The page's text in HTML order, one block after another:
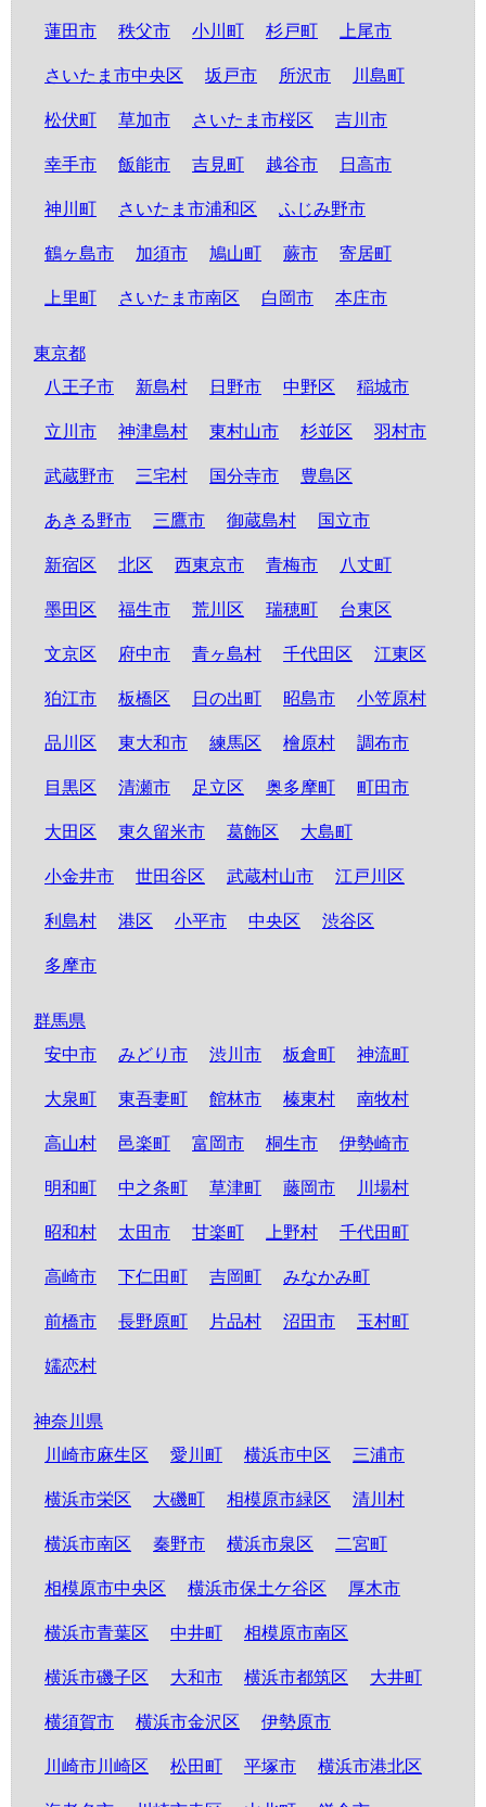
蓮田市 秩父市 小川町 杉戸町 上尾市
さいたま市中央区 坂戸市 所沢市 川島町
松伏町 草加市 さいたま市桜区 吉川市
幸手市 飯能市 吉見町 越谷市 日高市
神川町 さいたま市浦和区 ふじみ野市
鶴ヶ島市 加須市 鳩山町 蕨市 寄居町
上里町 さいたま市南区 白岡市 本庄市
東京都
八王子市
新島村 日野市 中野区 稲城市
立川市 神津島村 東村山市 杉並区 羽村市
武蔵野市 三宅村 国分寺市 豊島区
あきる野市 三鷹市 御蔵島村 国立市
新宿区 北区 西東京市 青梅市 八丈町
墨田区 福生市 荒川区 瑞穂町 台東区
文京区 府中市 青ヶ島村 千代田区 江東区
狛江市 板橋区 日の出町 昭島市 小笠原村
品川区 東大和市 練馬区 檜原村 調布市
目黒区 清瀬市 足立区 奥多摩町 町田市
大田区 東久留米市 葛飾区 大島町
小金井市 世田谷区 武蔵村山市 江戸川区
利島村 港区 小平市 中央区 渋谷区
多摩市
群馬県
安中市
みどり市 渋川市 板倉町 神流町
大泉町 東吾妻町 館林市 榛東村 南牧村
高山村 邑楽町 富岡市 桐生市 伊勢崎市
明和町 中之条町 草津町 藤岡市 川場村
昭和村 太田市 甘楽町 上野村 千代田町
高崎市 下仁田町 吉岡町 みなかみ町
前橋市 長野原町 片品村 沼田市 玉村町
嬬恋村
神奈川県
川崎市麻生区
愛川町 横浜市中区 三浦市
横浜市栄区 大磯町 相模原市緑区 清川村
横浜市南区 秦野市 横浜市泉区 二宮町
相模原市中央区 横浜市保土ケ谷区 厚木市
横浜市青葉区 中井町 相模原市南区
横浜市磯子区 大和市 横浜市都筑区 大井町
横須賀市 横浜市金沢区 伊勢原市
川崎市川崎区 松田町 平塚市 横浜市港北区